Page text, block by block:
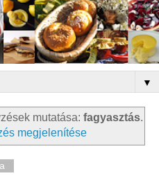
▼
mutatása: fagyasztás.
megjelenítése